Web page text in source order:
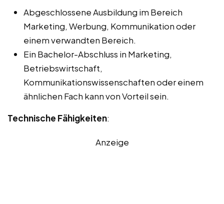
Abgeschlossene Ausbildung im Bereich
Marketing, Werbung, Kommunikation oder
einem verwandten Bereich.
Ein Bachelor-Abschluss in Marketing,
Betriebswirtschaft,
Kommunikationswissenschaften oder einem
ähnlichen Fach kann von Vorteil sein.
Technische Fähigkeiten:
Anzeige